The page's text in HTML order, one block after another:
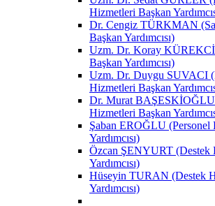
Hizmetleri Başkan
Dr. Cengiz TÜRKMAN
Başkan Yardımcısı)
Uzm. Dr. Koray KÜREKCİ
Başkan Yardımcısı)
Uzm. Dr. Duygu SUVACI
Hizmetleri Başkan
Dr. Murat BAŞESKİOĞLU
Hizmetleri Başkan
Şaban EROĞLU (Personel
Yardımcısı)
Özcan ŞENYURT (Destek
Yardımcısı)
Hüseyin TURAN (Destek
Yardımcısı)